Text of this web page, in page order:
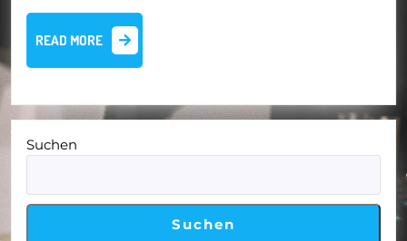
READ MORE
READ
MORE
Suchen
Suchen